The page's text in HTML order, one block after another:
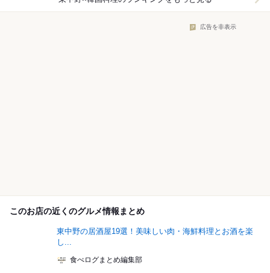
広告を非表示
このお店の近くのグルメ情報まとめ
東中野の居酒屋19選！美味しい肉・海鮮料理とお酒を楽
し...
食べログまとめ編集部